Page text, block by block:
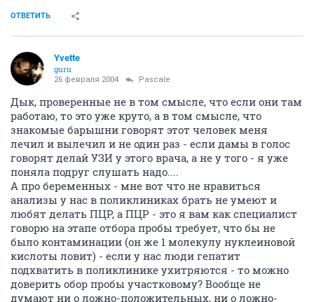
ОТВЕТИТЬ
Yvette
guru
26 февраля 2004 Pascale
Дык, проверенные не в том смысле, что если они там
работаю, то это уже круто, а в том смысле, что
знакомые барышни говорят этот человек меня
лечил и вылечил и не один раз - если дамы в голос
говорят делай УЗИ у этого врача, а не у того - я уже
поняла подруг слушать надо....
А про беременных - мне вот что не нравиться
анализы у нас в поликлиниках брать не умеют и
любят делать ПЦР, а ПЦР - это я вам как специалист
говорю на этапе отбора пробы требует, что бы не
было контаминации (он же 1 молекулу нуклеиновой
кислоты ловит) - если у нас люди гепатит
подхватить в поликлинике ухитряются - то можно
доверить обор пробы участковому? Вообще не
думают ни о ложно-положительных, ни о ложно-